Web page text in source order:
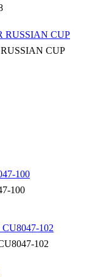
CUP
100
102